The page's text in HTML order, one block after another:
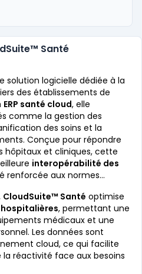
Santé
solution logicielle dédiée à la
des établissements de
ERP santé cloud, elle
comme la gestion des
des soins et la
Conçue pour répondre
hôpitaux et cliniques, cette
interopérabilité des
renforcée aux normes
CloudSuite™ Santé optimise
, permettant une
médicaux et une
Les données sont
cloud, ce qui facilite
réactivité face aux besoins